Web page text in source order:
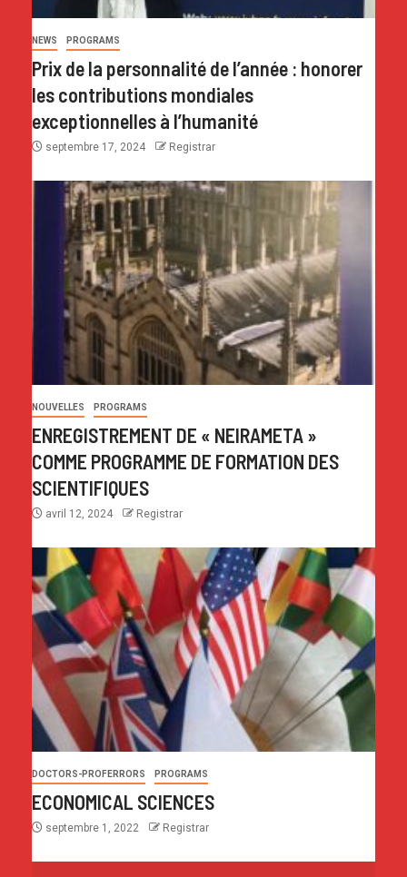
NEWS PROGRAMS
Prix de la personnalité de l’année : honorer
les contributions mondiales
exceptionnelles à l’humanité
septembre 17, 2024 Registrar
NOUVELLES PROGRAMS
ENREGISTREMENT DE « NEIRAMETA »
COMME PROGRAMME DE FORMATION DES
SCIENTIFIQUES
avril 12, 2024 Registrar
DOCTORS-PROFERRORS PROGRAMS
ECONOMICAL SCIENCES
septembre 1, 2022 Registrar